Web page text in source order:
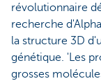
révolutionnaire
recherche
la structure 3D
génétique. 'Les
grosses